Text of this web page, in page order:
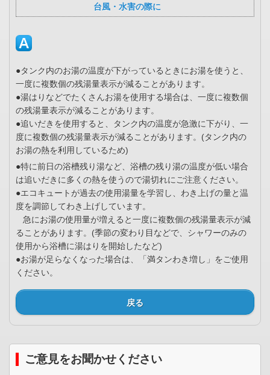
台風・水害の際に
●タンク内のお湯の温度が下がっているときにお湯を使うと、
一度に複数個の残湯量表示が減ることがあります。
●湯はりなどでたくさんお湯を使用する場合は、一度に複数個
の残湯量表示が減ることがあります。
●追いだきを使用すると、タンク内の温度が急激に下がり、一
度に複数個の残湯量表示が減ることがあります。(タンク内の
お湯の熱を利用しているため)
●特に前日の浴槽残り湯など、浴槽の残り湯の温度が低い場合
は追いだきに多くの熱を使うので湯切れにご注意ください。
●エコキュートが過去の使用湯量を学習し、わき上げの量と温
度を調節してわき上げしています。
急にお湯の使用量が増えると一度に複数個の残湯量表示が減
ることがあります。(季節の変わり目などで、シャワーのみの
使用から浴槽に湯はりを開始したなど)
●お湯が足らなくなった場合は、「満タンわき増し」をご使用
ください。
戻る
ご意見をお聞かせください